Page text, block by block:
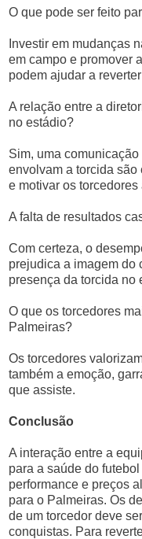
O que pode ser feito
Investir em mudanças
em campo e promover
podem ajudar a
A relação entre a
no estádio?
Sim, uma
envolvam a torcida
e motivar os
A falta de resultados
Com certeza, o
prejudica a imagem do
presença da torcida no
O que os torcedores
Palmeiras?
Os torcedores
também a emoção,
que assiste.
Conclusão
A interação entre a
para a saúde do
performance e preços
para o Palmeiras. Os
de um torcedor deve
conquistas. Para